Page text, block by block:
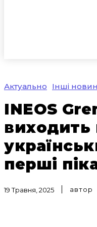
Актуально Інші
INEOS
виходить
перші
19 Травня, 2025 автор